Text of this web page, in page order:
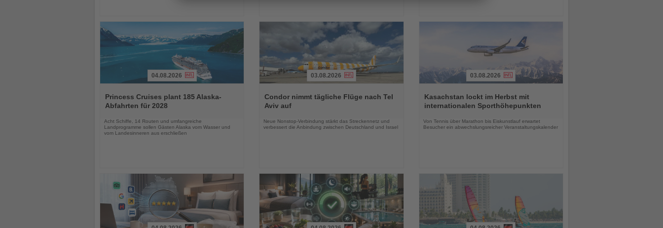
Sie
die
04.08.2026
Princess Cruises plant 185 Alaska-
Abfahrten für 2028
Acht Schiffe, 14 Routen und umfangreiche
Landprogramme sollen Gästen Alaska vom Wasser und
vom Landesinneren aus erschließen
Sie
die
03.08.2026
Condor nimmt tägliche Flüge nach Tel
Aviv auf
Neue Nonstop-Verbindung stärkt das Streckennetz und
verbessert die Anbindung zwischen Deutschland und Israel
Sie
die
03.08.2026
Kasachstan lockt im Herbst mit
internationalen Sporthöhepunkten
Von Tennis über Marathon bis Eiskunstlauf erwartet
Besucher ein abwechslungsreicher Veranstaltungskalender